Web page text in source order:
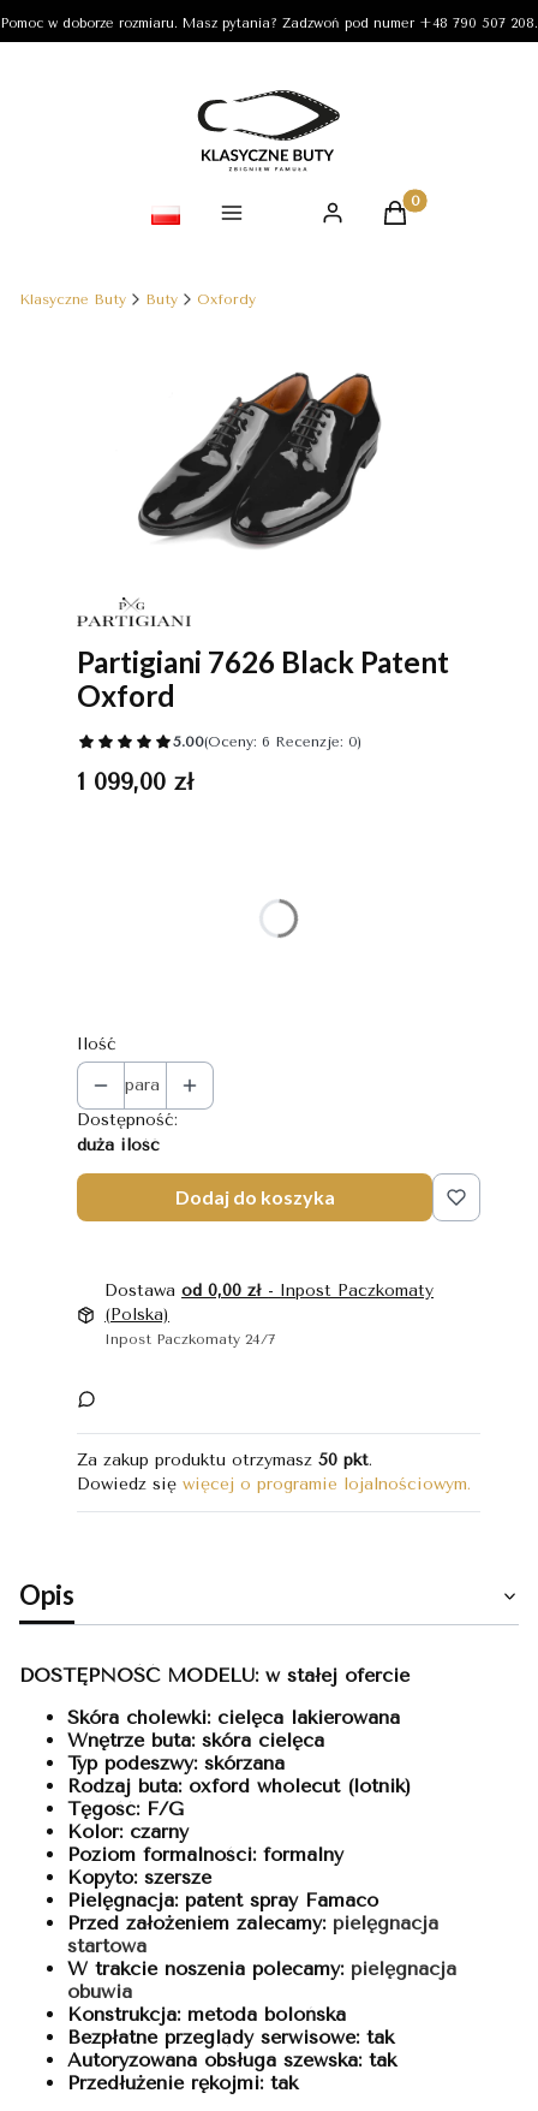
Pomoc w doborze rozmiaru. Masz pytania? Zadzwoń pod numer +48 790 507 208.
Produkty w
Klasyczne Buty Buty Oxfordy
Partigiani 7626 Black Patent
Oxford
5.00(Oceny: 6 Recenzje: 0)
Cena
1 099,00 zł
Ilość
para
Dostępność:
duża ilość
Dodaj do koszyka
Dostawaod 0,00 zł - Inpost Paczkomaty
(Polska)
Inpost Paczkomaty 24/7
Za zakup produktu otrzymasz 50 pkt.
Dowiedz się więcej o programie lojalnościowym.
Opis
DOSTĘPNOŚĆ MODELU: w stałej ofercie
Skóra cholewki: cielęca lakierowana
Wnętrze buta: skóra cielęca
Typ podeszwy: skórzana
Rodzaj buta: oxford wholecut (lotnik)
Tęgość: F/G
Kolor: czarny
Poziom formalności: formalny
Kopyto: szersze
Pielęgnacja: patent spray Famaco
Przed założeniem zalecamy: pielęgnacja
startowa
W trakcie noszenia polecamy: pielęgnacja
obuwia
Konstrukcja: metoda bolońska
Bezpłatne przeglądy serwisowe: tak
Autoryzowana obsługa szewska: tak
Przedłużenie rękojmi: tak